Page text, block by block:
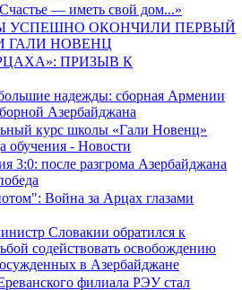
— иметь свой дом...»
УСПЕШНО ОКОНЧИЛИ ПЕРВЫЙ
ГАЛИ НОВЕНЦ
ПРИЗЫВ К
надежды: сборная Армении
Азербайджана
курс школы «Гали Новенц»
обучения - Новости
3:0: после разгрома Азербайджана
Война за Арцах глазами
Словакии обратился к
содействовать освобождению
в Азербайджане
филиала РЭУ стал